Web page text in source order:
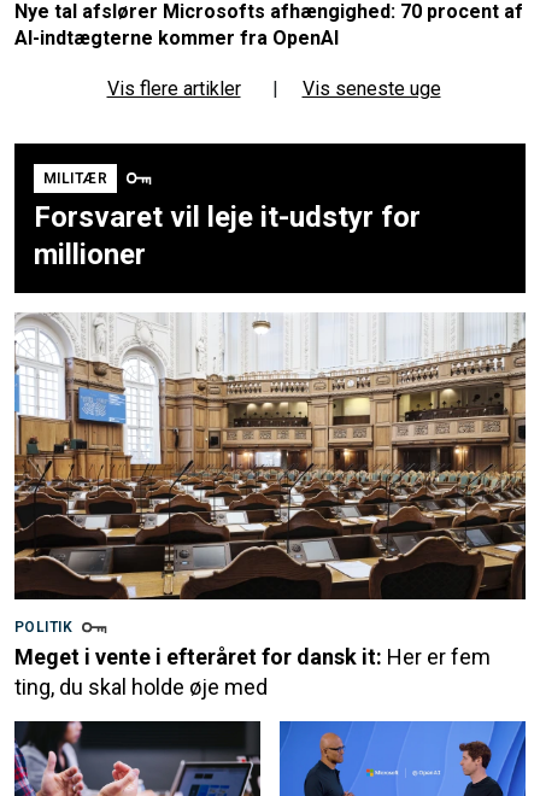
Nye tal afslører Microsofts afhængighed: 70 procent af
AI-indtægterne kommer fra OpenAI
Vis flere artikler | Vis seneste uge
MILITÆR
Forsvaret vil leje it-udstyr for
millioner
POLITIK
Meget i vente i efteråret for dansk it: Her er fem
ting, du skal holde øje med